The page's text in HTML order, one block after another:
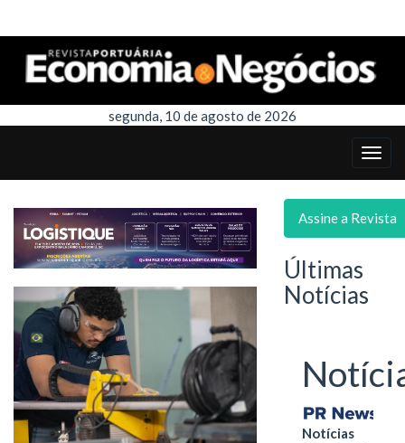
segunda, 10 de agosto de 2026
Assine a Revista
Últimas
Notícias
Notícias